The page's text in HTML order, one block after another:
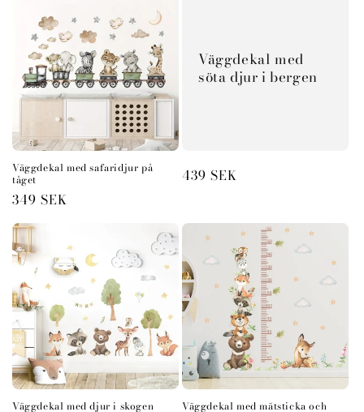
Väggdekal med safaridjur på
tåget
Ordinarie
pris
349 SEK
Väggdekal med
söta djur i bergen
Ordinarie
439 SEK
Väggdekal med djur i skogen Väggdekal med mätsticka och